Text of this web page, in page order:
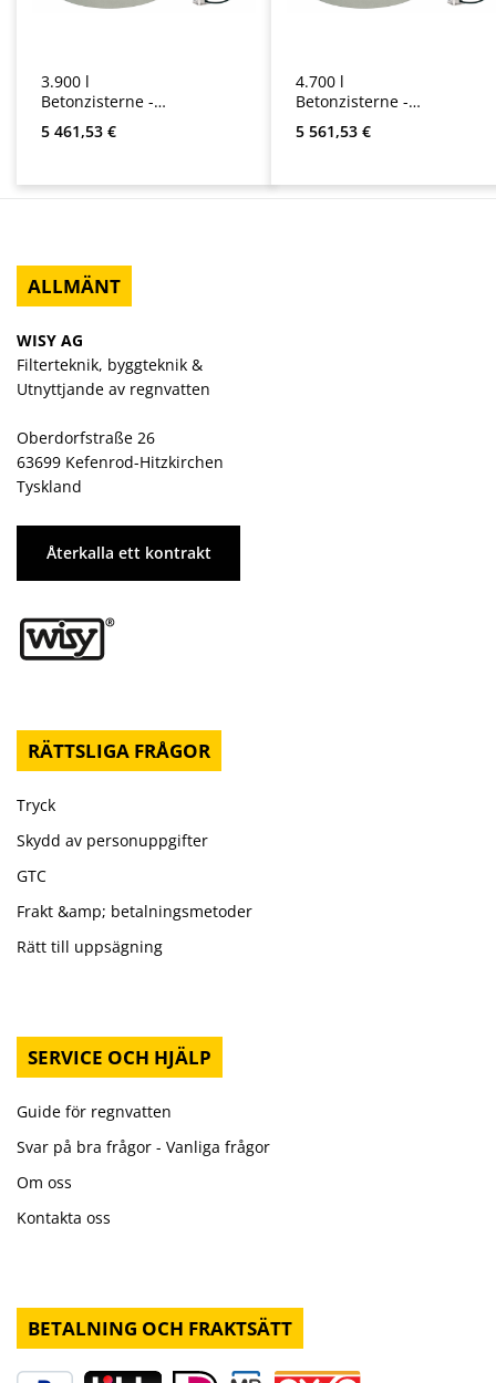
3.900 l
Betonzisterne -
Komplettanlage
Haus
Ordinarie pris:
5 461,53 €
4.700 l
Betonzisterne -
Komplettanlage
Haus
Ordinarie pris:
5 561,53 €
ALLMÄNT
WISY AG
Filterteknik, byggteknik &
Utnyttjande av regnvatten
Oberdorfstraße 26
63699 Kefenrod-Hitzkirchen
Tyskland
Återkalla ett kontrakt
RÄTTSLIGA FRÅGOR
Tryck
Skydd av personuppgifter
GTC
Frakt &amp; betalningsmetoder
Rätt till uppsägning
SERVICE OCH HJÄLP
Guide för regnvatten
Svar på bra frågor - Vanliga frågor
Om oss
Kontakta oss
BETALNING OCH FRAKTSÄTT